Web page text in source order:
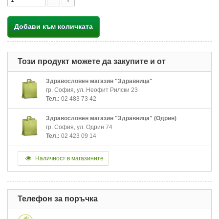
Добави към количката
Този продукт можете да закупите и от
Здравословен магазин "Здравница"
гр. София, ул. Неофит Рилски 23
Тел.: 02 483 73 42
Здравословен магазин "Здравница" (Одрин)
гр. София, ул. Одрин 74
Тел.: 02 423 09 14
Наличност в магазините
Телефон за поръчка